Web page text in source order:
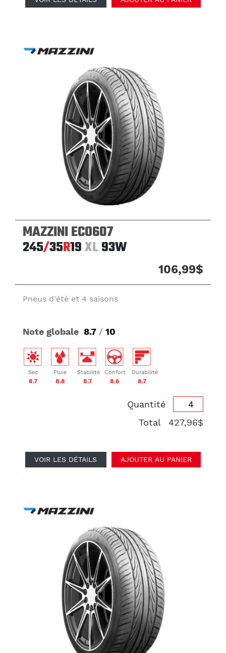
MAZZINI ECO607
245/35R19XL93W
106,99$
Pneus d'été et 4 saisons
Note globale 8.7 / 10
Sec
8.7
Pluie
8.8
Stabilité
8.7
Confort
8.6
Durabilité
8.7
Quantité
Total
427,96$
VOIR LES DÉTAILS AJOUTER AU PANIER